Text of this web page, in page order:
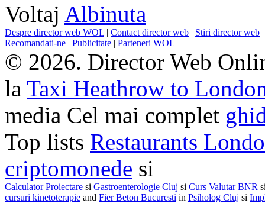
Voltaj Albinuta
Despre director web WOL | Contact director web | Stiri director web
Recomandati-ne | Publicitate | Parteneri WOL
© 2026. Director Web
la Taxi Heathrow to
media Cel mai complet
Top lists Restaurants
criptomonede si
Calculator Proiectare si Gastroenterologie Cluj si Curs Valutar BNR
cursuri kinetoterapie and Fier Beton Bucuresti in Psiholog Cluj si